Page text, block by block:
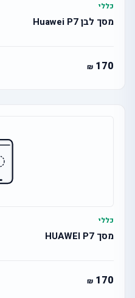
כללי
מסך לבן Huawei P7
170
כללי
מסך HUAWEI P7
170